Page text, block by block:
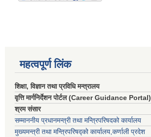
महत्वपूर्ण लिंक
शिक्षा, विज्ञान तथा प्रविधि मन्त्रालय
वृत्ति मार्गनिर्देशन पोर्टल (Career Guidance Portal)
श्रम संसार
सम्माननीय प्रधानमन्त्री तथा मन्त्रिपरिषद‌को कार्यालय
मुख्यमन्त्री तथा मन्त्रिपरिषद्को कार्यालय,कर्णाली प्रदेश